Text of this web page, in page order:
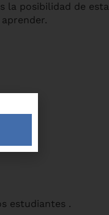
la posibilidad de
estudiantes .